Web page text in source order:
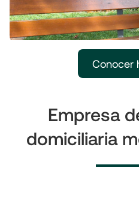
Conocer
Empresa
domiciliaria